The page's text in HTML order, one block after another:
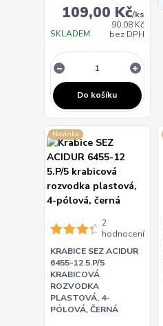
109,00 Kč/ks
90,08 Kč
bez DPH
SKLADEM
Do košíku
Novinka
2
hodnocení
KRABICE SEZ ACIDUR
6455-12 5.P/5
KRABICOVÁ
ROZVODKA
PLASTOVÁ, 4-
PÓLOVÁ, ČERNÁ